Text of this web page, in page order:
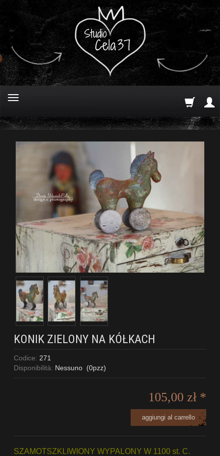
KONIK ZIELONY NA KÓŁKACH
Codice: 271
Disponibilità: Nessuno (0pzz)
105,00 zł *
aggiungi al carrello
SZAMOTSZKLIWIONY WYPALONY W 1100 st. C.